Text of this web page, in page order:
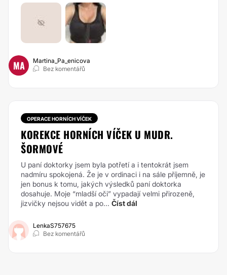
MA
Martina_Pa_enicova
Bez komentářů
OPERACE HORNÍCH VÍČEK
KOREKCE HORNÍCH VÍČEK U MUDR.
ŠORMOVÉ
U paní doktorky jsem byla potřetí a i tentokrát jsem
nadmíru spokojená. Že je v ordinaci i na sále příjemně, je
jen bonus k tomu, jakých výsledků paní doktorka
dosahuje. Moje “mladší oči” vypadají velmi přirozeně,
jizvičky nejsou vidět a po... Číst dál
LenkaS757675
Bez komentářů